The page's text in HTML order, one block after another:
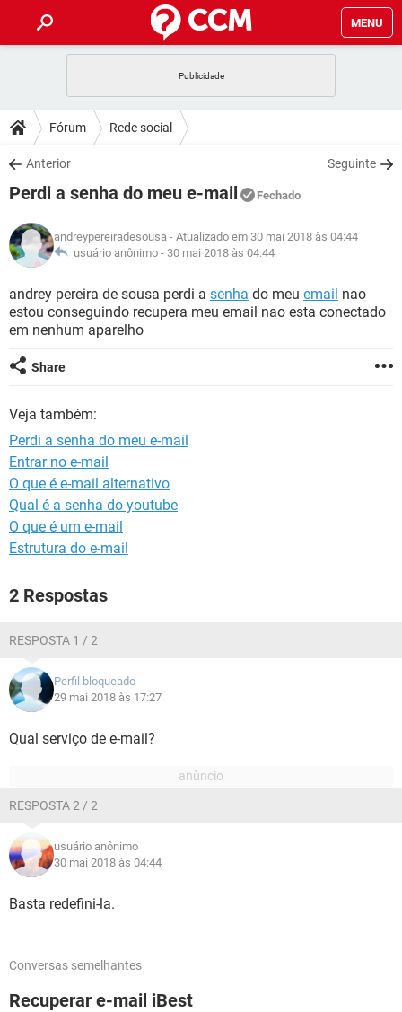
MENU
CELULAR
OUTLOOK
INSTAGRAM GMAIL
GUIA DE COMPRAS
DICAS
JOGOS
INSTAGRAM GMAIL
GUIA DE COMPRAS
DOWNLOADS
JOGOS WHATSAPP
CELULAR
OUTLOOK EXCEL
INSTAGRAM GMAIL
GUIA DE COMPRAS
JOGOS WHATSAPP
CELULAR
OUTLOOK EXCEL
INSTAGRAM
GUIA DE COMPRAS
GLOSSÁRIO
JOGOS WHATSAPP
CELULAR FACEBOOK
INSTAGRAM
GUIA DE COMPRAS
Fórum Rede social
Anterior Seguinte
Perdi a senha do meu e-mail Fechado
andreypereiradesousa - Atualizado em 30 mai 2018 às 04:44
usuário anônimo - 30 mai 2018 às 04:44
andrey pereira de sousa perdi a senha do meu email nao
estou conseguindo recupera meu email nao esta conectado
em nenhum aparelho
Share
Veja também:
Perdi a senha do meu e-mail
Entrar no e-mail
O que é e-mail alternativo
Qual é a senha do youtube
O que é um e-mail
Estrutura do e-mail
2 Respostas
RESPOSTA 1 / 2
Perfil bloqueado
29 mai 2018 às 17:27
Qual serviço de e-mail?
RESPOSTA 2 / 2
usuário anônimo
30 mai 2018 às 04:44
Basta redefini-la.
Conversas semelhantes
Recuperar e-mail iBest